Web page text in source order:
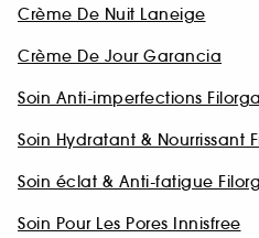
Crème De Nuit Laneige
Crème De Jour Garancia
Soin Anti-imperfections Filorga
Soin Hydratant & Nourrissant
Soin éclat & Anti-fatigue
Soin Pour Les Pores Innisfree